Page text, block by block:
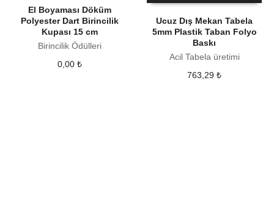
El Boyaması Döküm
Polyester Dart Birincilik
Kupası 15 cm
Birincilik Ödülleri
0,00 ₺
Ucuz Dış Mekan Tabela
5mm Plastik Taban Folyo
Baskı
Acil Tabela üretimi
763,29₺